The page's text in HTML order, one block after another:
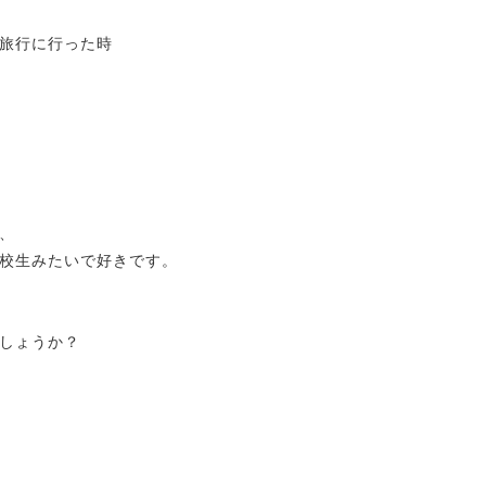
行に行った時
みたいで好きです。
ょうか？